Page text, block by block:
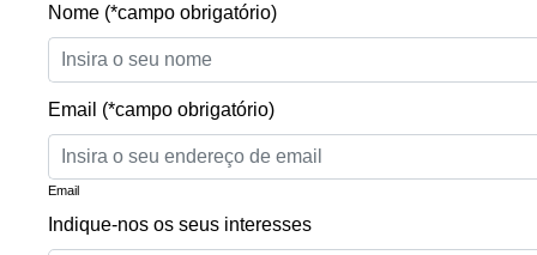
Nome (*campo obrigatório)
Email (*campo obrigatório)
Email
Indique-nos os seus interesses